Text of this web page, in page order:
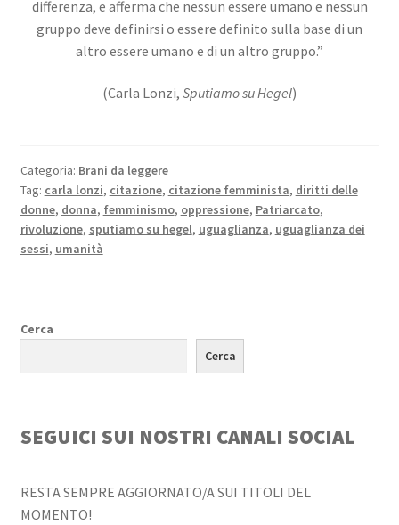
differenza, e afferma che nessun essere umano e nessun
gruppo deve definirsi o essere definito sulla base di un
altro essere umano e di un altro gruppo.”
(Carla Lonzi, Sputiamo su Hegel)
Categoria: Brani da leggere
Tag: carla lonzi, citazione, citazione femminista, diritti delle
donne, donna, femminismo, oppressione, Patriarcato,
rivoluzione, sputiamo su hegel, uguaglianza, uguaglianza dei
sessi, umanità
Cerca
Cerca
SEGUICI SUI NOSTRI CANALI SOCIAL
RESTA SEMPRE AGGIORNATO/A SUI TITOLI DEL
MOMENTO!